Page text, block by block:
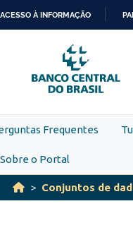
PARA
O
CONTEÚDO
ACESSO À INFORMAÇÃO
Frequentes
Sobre o Portal
Conjuntos de